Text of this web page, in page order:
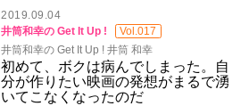
2019.09.04
井筒和幸の Get It Up !
Vol.017
井筒和幸の Get It Up ! 井筒 和幸
初めて、ボクは病んでしまった。自
分が作りたい映画の発想がまるで湧
いてこなくなったのだ